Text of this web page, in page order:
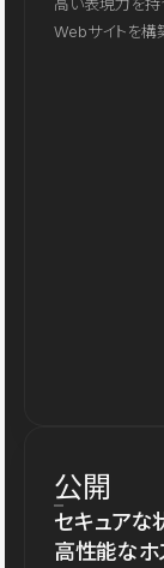
Webサイトを構
公開
セキュアな
高性能なホ